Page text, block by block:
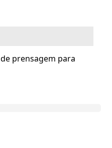
prensagem para